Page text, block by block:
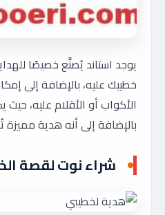
يوجد استاند يُصنَّع خصيصًا
خطيبك عليه، بالإضافة إلى
الأكواب أو الأقلام عليه،
بالإضافة إلى أنه هدية
شراء نوت لقصة